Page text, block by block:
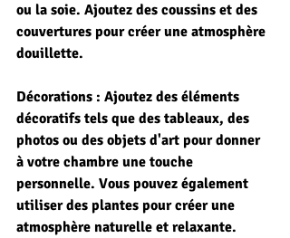
ou la soie. Ajoutez des coussins et des
couvertures pour créer une atmosphère
douillette.
Décorations : Ajoutez des éléments
décoratifs tels que des tableaux, des
photos ou des objets d'art pour donner
à votre chambre une touche
personnelle. Vous pouvez également
utiliser des plantes pour créer une
atmosphère naturelle et relaxante.